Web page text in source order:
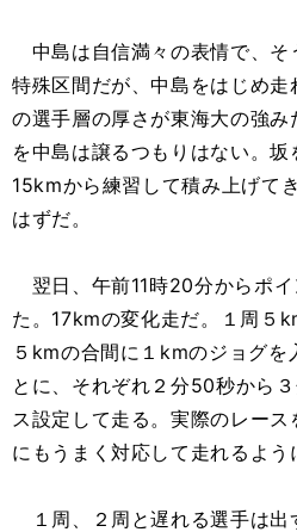
中島は自信満々の表情で、そ
特殊区間だが、中島をはじめ
の選手層の厚さが東海大の強
を中島は譲るつもりはない。
15kmから練習して積み上げて
はずだ。
翌日、午前11時20分からポ
た。17kmの変化走だ。１周５
５kmの合間に１kmのジョグ
とに、それぞれ２分50秒から
ス設定して走る。実際のレー
にもうまく対応して走れるよう
１周、２周と遅れる選手は出